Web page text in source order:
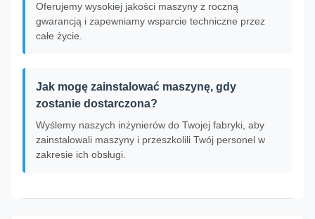
Oferujemy wysokiej jakości maszyny z roczną
gwarancją i zapewniamy wsparcie techniczne przez
całe życie.
Jak mogę zainstalować maszynę, gdy
zostanie dostarczona?
Wyślemy naszych inżynierów do Twojej fabryki, aby
zainstalowali maszyny i przeszkolili Twój personel w
zakresie ich obsługi.